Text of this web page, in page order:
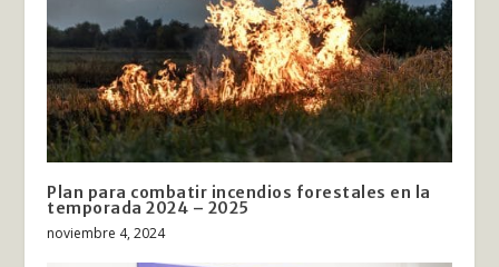
Plan para combatir incendios forestales en la
temporada 2024 – 2025
noviembre 4, 2024